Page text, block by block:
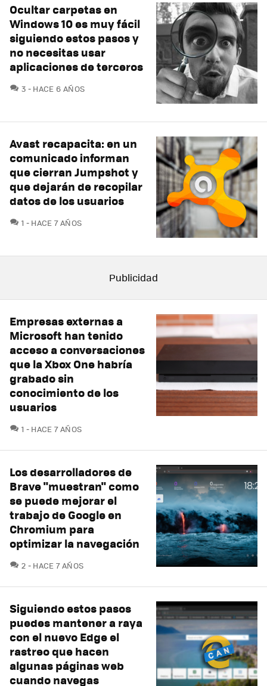
Ocultar carpetas en
Windows 10 es muy fácil
siguiendo estos pasos y
no necesitas usar
aplicaciones de terceros
3 COMENTARIOS
HACE 6 AÑOS
Avast recapacita: en un
comunicado informan
que cierran Jumpshot y
que dejarán de recopilar
datos de los usuarios
1 COMENTARIOS
HACE 7 AÑOS
Empresas externas a
Microsoft han tenido
acceso a conversaciones
que la Xbox One habría
grabado sin
conocimiento de los
usuarios
1 COMENTARIOS
HACE 7 AÑOS
Los desarrolladores de
Brave "muestran" como
se puede mejorar el
trabajo de Google en
Chromium para
optimizar la navegación
2 COMENTARIOS
HACE 7 AÑOS
Siguiendo estos pasos
puedes mantener a raya
con el nuevo Edge el
rastreo que hacen
algunas páginas web
cuando navegas